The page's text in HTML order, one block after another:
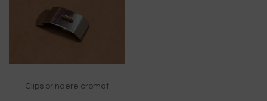
Clips prindere cromat